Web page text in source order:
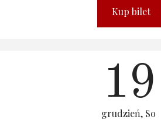
Kup bilet
19
grudzień, So